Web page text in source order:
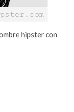
hipster con